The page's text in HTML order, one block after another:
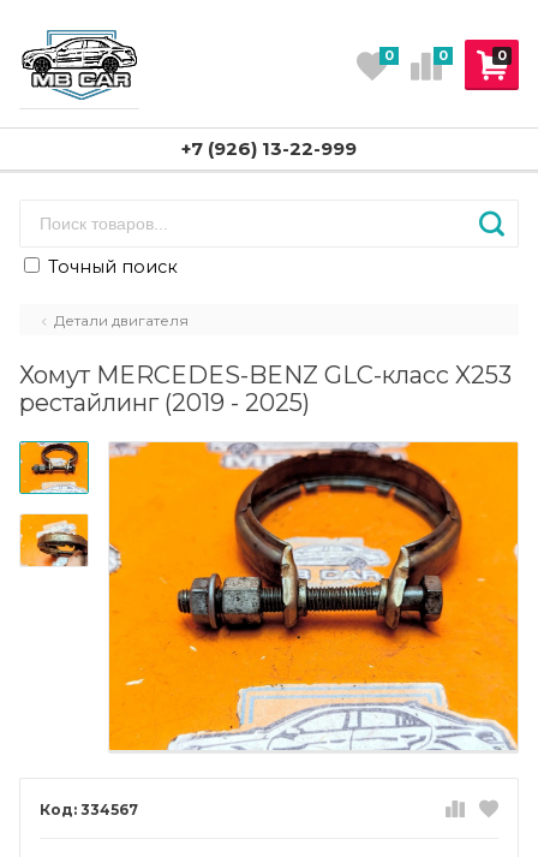
0
0 0
+7 (926) 13-22-999
Точный поиск
Детали двигателя
Хомут MERCEDES-BENZ GLC-класс X253
рестайлинг (2019 - 2025)
334567